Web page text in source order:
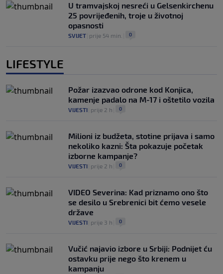
U tramvajskoj nesreći u Gelsenkirchenu
25 povrijeđenih, troje u životnoj
opasnosti
SVIJET prije 54 min. 0
LIFESTYLE
Požar izazvao odrone kod Konjica,
kamenje padalo na M-17 i oštetilo vozila
VIJESTI prije 2 h 0
Milioni iz budžeta, stotine prijava i samo
nekoliko kazni: Šta pokazuje početak
izborne kampanje?
VIJESTI prije 2 h 0
VIDEO Severina: Kad priznamo ono što
se desilo u Srebrenici bit ćemo vesele
države
VIJESTI prije 3 h 0
Vučić najavio izbore u Srbiji: Podnijet ću
ostavku prije nego što krenem u
kampanju